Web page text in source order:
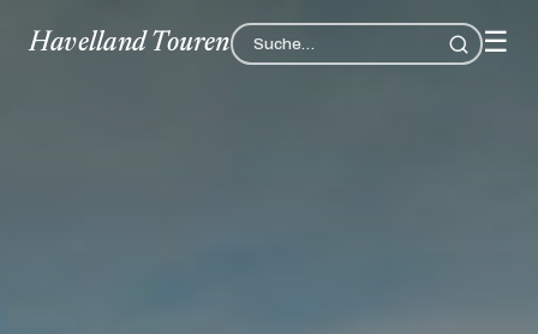
Havelland Touren ☰